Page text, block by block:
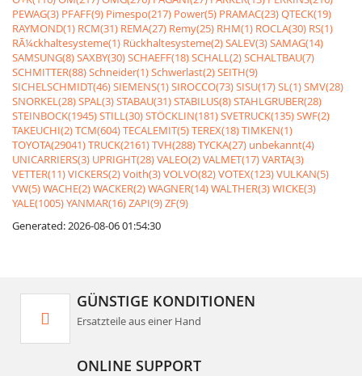
PEWAG(3) PFAFF(9) Pimespo(217) Power(5) PRAMAC(23)QTECK(19)
RAYMOND(1) RCM(31) REMA(27) Remy(25) RHM(1) ROCLA(30) RS(1)
RÃ¼ckhaltesysteme(1) Rückhaltesysteme(2)SALEV(3)SAMAG(14)
SAMSUNG(8)SAXBY(30)SCHAEFF(18)SCHALL(2)SCHALTBAU(7)
SCHMITTER(88)Schneider(1)Schwerlast(2)SEITH(9)
SICHELSCHMIDT(46)SIEMENS(1)SIROCCO(73)SISU(17)SL(1)SMV(28)
SNORKEL(28)SPAL(3)STABAU(31)STABILUS(8)STAHLGRUBER(28)
STEINBOCK(1945)STILL(30)STÖCKLIN(181)SVETRUCK(135)SWF(2)
TAKEUCHI(2)TCM(604)TECALEMIT(5)TEREX(18)TIMKEN(1)
TOYOTA(29041)TRUCK(2161)TVH(288)TYCKA(27) unbekannt(4)
UNICARRIERS(3) UPRIGHT(28)VALEO(2)VALMET(17)VARTA(3)
VETTER(11)VICKERS(2)Voith(3)VOLVO(82)VOTEX(123)VULKAN(5)
VW(5)WACHE(2)WACKER(2)WAGNER(14)WALTHER(3)WICKE(3)
YALE(1005)YANMAR(16)ZAPI(9)ZF(9)
Generated: 2026-08-06 01:54:30
GÜNSTIGE KONDITIONEN
Ersatzteile aus einer Hand
ONLINE SUPPORT